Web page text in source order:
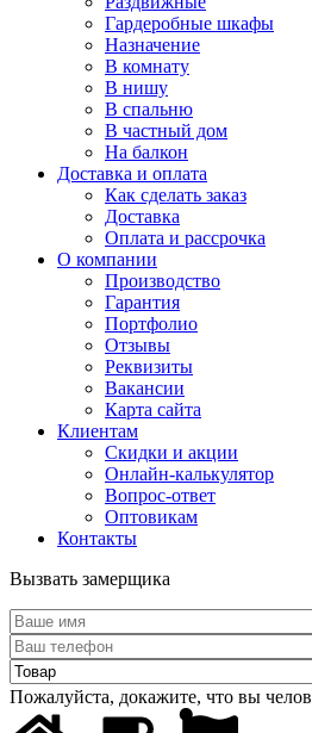
Гардеробные шкафы
Назначение
В комнату
В нишу
В спальню
В частный дом
На балкон
Доставка и оплата
Как сделать заказ
Доставка
Оплата и рассрочка
О компании
Производство
Гарантия
Портфолио
Отзывы
Реквизиты
Вакансии
Карта сайта
Клиентам
Скидки и акции
Онлайн-калькулятор
Вопрос-ответ
Оптовикам
Контакты
Вызвать замерщика
Пожалуйста, докажите, что вы